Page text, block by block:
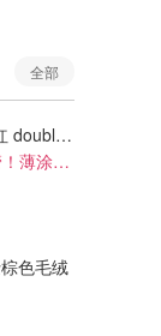
全部
Estee Lauder 哑光口红 double or nothing色号
白菜价捡雅诗兰黛细管！薄涂没毛病
色毛绒